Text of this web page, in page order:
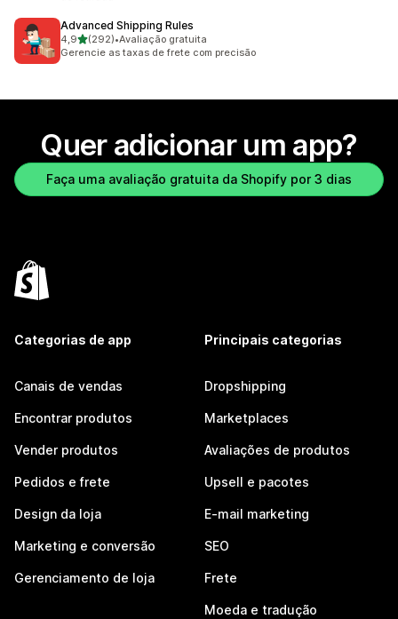
Advanced Shipping Rules
4,9de 5 estrelas
(292)
292 avaliações ao todo
•Avaliação gratuita
Gerencie as taxas de frete com precisão
Quer adicionar um app?
Faça uma avaliação gratuita da Shopify por 3 dias
Categorias de app
Canais de vendas
Encontrar produtos
Vender produtos
Pedidos e frete
Design da loja
Marketing e conversão
Gerenciamento de loja
Principais categorias
Dropshipping
Marketplaces
Avaliações de produtos
Upsell e pacotes
E-mail marketing
SEO
Frete
Moeda e tradução